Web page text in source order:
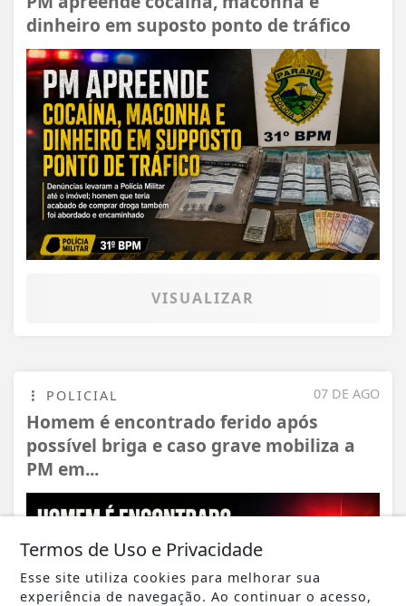
dinheiro em suposto ponto de tráfico
VISUALIZAR
07 DE AGO
POLICIAL
Homem é encontrado ferido após
possível briga e caso grave mobiliza a
PM em...
Termos de Uso e Privacidade
Esse site utiliza cookies para melhorar sua
experiência de navegação. Ao continuar o acesso,